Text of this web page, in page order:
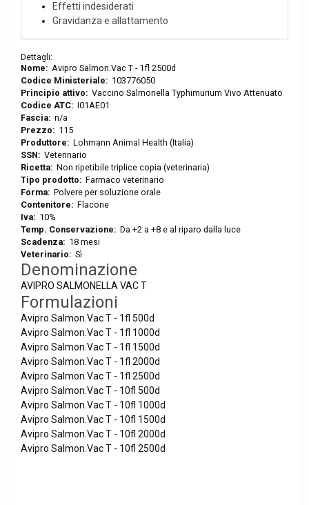
Effetti indesiderati
Gravidanza e allattamento
Dettagli:
Nome: Avipro Salmon.Vac T - 1fl 2500d
Codice Ministeriale: 103776050
Principio attivo: Vaccino Salmonella Typhimurium Vivo Attenuato
Codice ATC: I01AE01
Fascia: n/a
Prezzo: 115
Produttore: Lohmann Animal Health (Italia)
SSN: Veterinario
Ricetta: Non ripetibile triplice copia (veterinaria)
Tipo prodotto: Farmaco veterinario
Forma: Polvere per soluzione orale
Contenitore: Flacone
Iva: 10%
Temp. Conservazione: Da +2 a +8 e al riparo dalla luce
Scadenza: 18 mesi
Veterinario: Sì
Denominazione
AVIPRO SALMONELLA VAC T
Formulazioni
Avipro Salmon.Vac T - 1fl 500d
Avipro Salmon.Vac T - 1fl 1000d
Avipro Salmon.Vac T - 1fl 1500d
Avipro Salmon.Vac T - 1fl 2000d
Avipro Salmon.Vac T - 1fl 2500d
Avipro Salmon.Vac T - 10fl 500d
Avipro Salmon.Vac T - 10fl 1000d
Avipro Salmon.Vac T - 10fl 1500d
Avipro Salmon.Vac T - 10fl 2000d
Avipro Salmon.Vac T - 10fl 2500d